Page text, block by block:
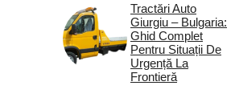
Tractări Auto
Giurgiu – Bulgaria:
Ghid Complet
Pentru Situații De
Urgență La
Frontieră